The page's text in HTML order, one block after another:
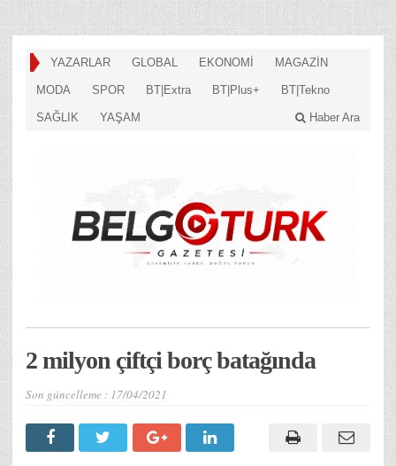
YAZARLAR GLOBAL EKONOMİ MAGAZİN
MODA SPOR BT|Extra BT|Plus+ BT|Tekno
SAĞLIK YAŞAM Haber Ara
2 milyon çiftçi borç batağında
Son güncelleme : 17/04/2021